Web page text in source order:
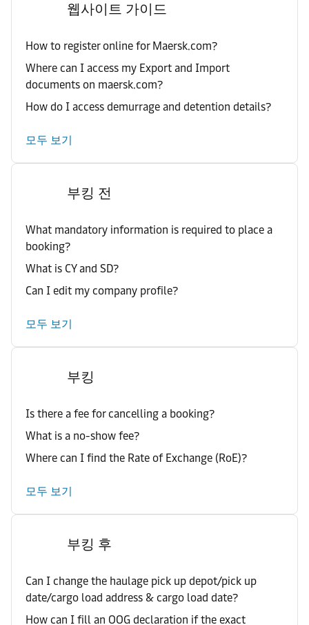
웹사이트 가이드
How to register online for Maersk.com?
Where can I access my Export and Import
documents on maersk.com?
How do I access demurrage and detention details?
모두 보기
부킹 전
What mandatory information is required to place a
booking?
What is CY and SD?
Can I edit my company profile?
모두 보기
부킹
Is there a fee for cancelling a booking?
What is a no-show fee?
Where can I find the Rate of Exchange (RoE)?
모두 보기
부킹 후
Can I change the haulage pick up depot/pick up
date/cargo load address & cargo load date?
How can I fill an OOG declaration if the exact